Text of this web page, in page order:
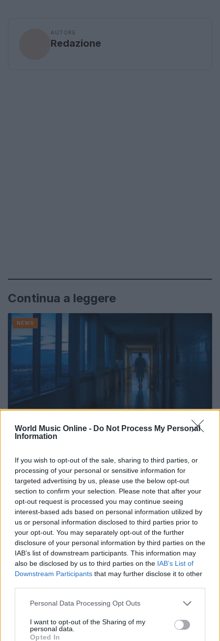
World Music Online - Do Not Process My Personal
Information
If you wish to opt-out of the sale, sharing to third parties, or
processing of your personal or sensitive information for
targeted advertising by us, please use the below opt-out
section to confirm your selection. Please note that after your
opt-out request is processed you may continue seeing
interest-based ads based on personal information utilized by
us or personal information disclosed to third parties prior to
your opt-out. You may separately opt-out of the further
disclosure of your personal information by third parties on the
IAB’s list of downstream participants. This information may
also be disclosed by us to third parties on the IAB’s List of
Downstream Participants that may further disclose it to other
Please note that this website/app uses one or more Google
not limited to your visit or usage behaviour. You may click to
grant or deny consent to Google and its third-party tags to
Personal Data Processing Opt Outs
I want to opt-out of the Sharing of my
personal data.
Opted In
AUTORE
Redazione
Continua a leggere
NEWS
Noemi in ospedale: il racconto della riabilitazione e il
ritorno sul palco
Susanna Riva · 6 Ago 2026
NEWS